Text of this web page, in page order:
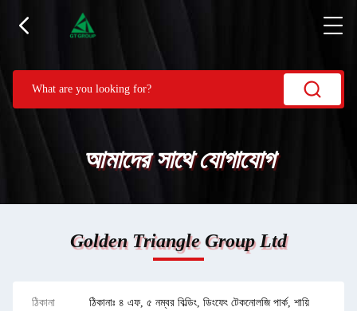
আমাদের সাথে যোগাযোগ
Golden Triangle Group Ltd
ঠিকানা
ঠিকানাঃ ৪ এফ, ৫ নম্বর বিল্ডিং, ডিংফেং টেকনোলজি পার্ক, শায়ি